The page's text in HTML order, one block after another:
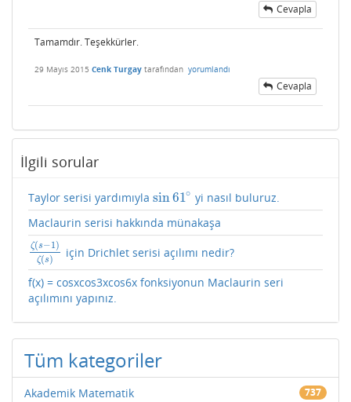
Cevapla
Tamamdır. Teşekkürler.
29 Mayıs 2015 Cenk Turgay tarafından yorumlandı
Cevapla
İlgili sorular
Taylor serisi yardımıyla sin61∘
sin61∘ yi nasıl buluruz.
Maclaurin serisi hakkında münakaşa
ζ(s−1)
ζ(s)
ζ(s−1)ζ s)
için Drichlet serisi açılımı nedir?
f(x) = cosxcos3xcos6x fonksiyonun Maclaurin seri
açılımını yapınız.
Tüm kategoriler
Akademik Matematik 737